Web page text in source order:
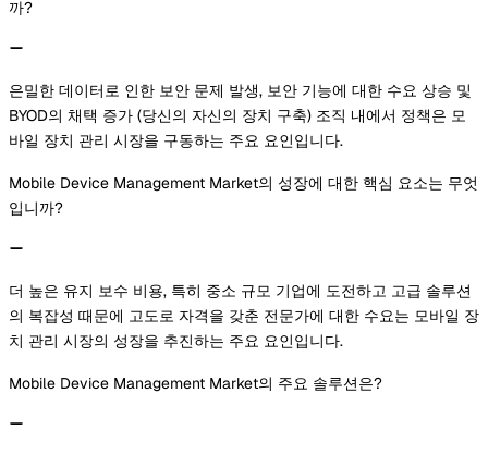
까?
은밀한 데이터로 인한 보안 문제 발생, 보안 기능에 대한 수요 상승 및
BYOD의 채택 증가 (당신의 자신의 장치 구축) 조직 내에서 정책은 모
바일 장치 관리 시장을 구동하는 주요 요인입니다.
Mobile Device Management Market의 성장에 대한 핵심 요소는 무엇
입니까?
더 높은 유지 보수 비용, 특히 중소 규모 기업에 도전하고 고급 솔루션
의 복잡성 때문에 고도로 자격을 갖춘 전문가에 대한 수요는 모바일 장
치 관리 시장의 성장을 추진하는 주요 요인입니다.
Mobile Device Management Market의 주요 솔루션은?